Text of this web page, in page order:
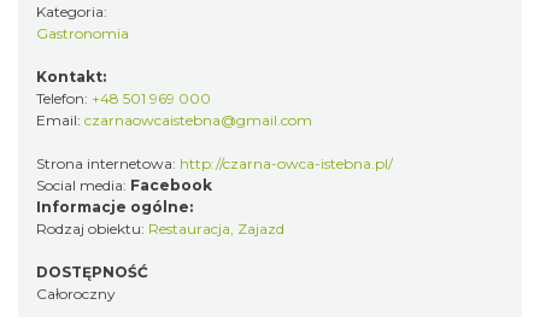
Kategoria:
Gastronomia
Kontakt:
Telefon: +48 501 969 000
Email: czarnaowcaistebna@gmail.com
Strona internetowa: http://czarna-owca-istebna.pl/
Social media: Facebook
Informacje ogólne:
Rodzaj obiektu: Restauracja, Zajazd
DOSTĘPNOŚĆ
Całoroczny